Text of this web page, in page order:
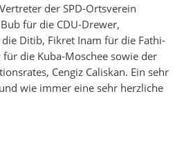
der SPD-Ortsverein
für die CDU-Drewer,
Ditib, Fikret Inam für die Fathi-
die Kuba-Moschee sowie der
Cengiz Caliskan. Ein sehr
wie immer eine sehr herzliche